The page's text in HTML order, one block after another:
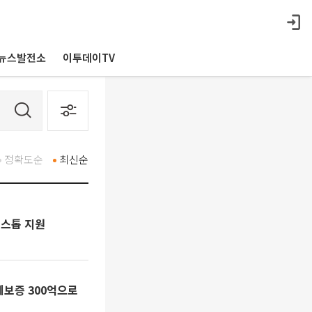
스발전소 이투데이TV
최신순
정확도순
톱 지원
증 300억으로